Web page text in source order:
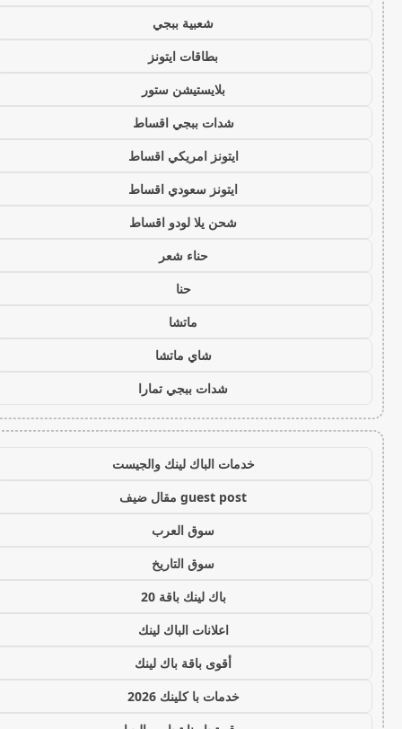
شعبية ببجي
بطاقات ايتونز
بلايستيشن ستور
شدات ببجي اقساط
ايتونز امريكي اقساط
ايتونز سعودي اقساط
شحن يلا لودو اقساط
حناء شعر
حنا
ماتشا
شاي ماتشا
شدات ببجي تمارا
خدمات الباك لينك والجيست
guest post مقال ضيف
سوق العرب
سوق التاريخ
باك لينك باقة 20
اعلانات الباك لينك
أقوى باقة باك لينك
خدمات با كلينك 2026